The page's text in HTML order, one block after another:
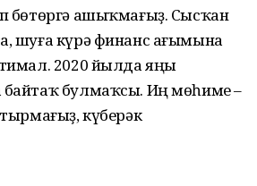
бөтөргә ашыҡмағыҙ. Сысҡан
шуға күрә финанс ағымына
2020 йылда яңы
булмаҡсы. Иң мөһиме –
күберәк